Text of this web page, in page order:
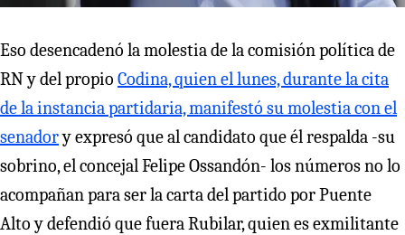
Eso desencadenó la molestia de la comisión política de
RN y del propio Codina, quien el lunes, durante la cita
de la instancia partidaria, manifestó su molestia con el
senadory expresó que al candidato que él respalda -su
sobrino, el concejal Felipe Ossandón- los números no lo
acompañan para ser la carta del partido por Puente
Alto y defendió que fuera Rubilar, quien es exmilitante